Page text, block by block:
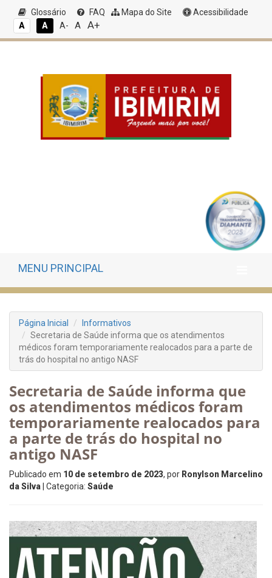
Glossário FAQ Mapa do Site
Acessibilidade
A
A A- A A+
MENU PRINCIPAL
Página Inicial
Informativos
Secretaria de Saúde informa que os atendimentos
médicos foram temporariamente realocados para a parte de
trás do hospital no antigo NASF
Secretaria de Saúde informa que
os atendimentos médicos foram
temporariamente realocados para
a parte de trás do hospital no
antigo NASF
Publicado em 10 de setembro de 2023, por Ronylson Marcelino
da Silva | Categoria: Saúde